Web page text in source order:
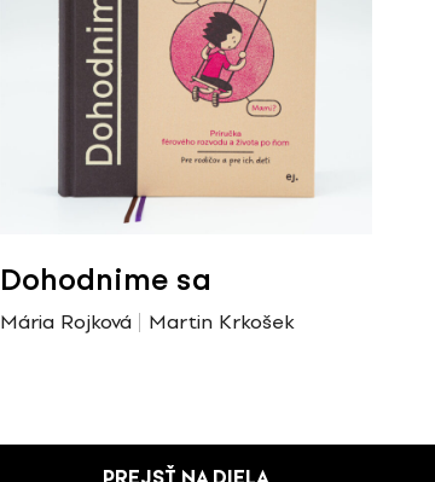
Dohodnime sa
Mária Rojková Martin Krkošek